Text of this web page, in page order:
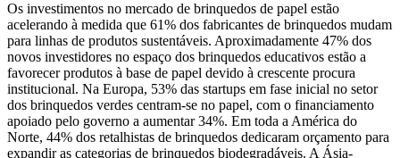
Os investimentos no mercado de brinquedos de papel estão
acelerando à medida que 61% dos fabricantes de brinquedos mudam
para linhas de produtos sustentáveis. Aproximadamente 47% dos
novos investidores no espaço dos brinquedos educativos estão a
favorecer produtos à base de papel devido à crescente procura
institucional. Na Europa, 53% das startups em fase inicial no setor
dos brinquedos verdes centram-se no papel, com o financiamento
apoiado pelo governo a aumentar 34%. Em toda a América do
Norte, 44% dos retalhistas de brinquedos dedicaram orçamento para
expandir as categorias de brinquedos biodegradáveis. A Ásia-